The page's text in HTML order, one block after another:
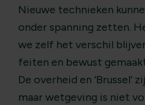
Nieuwe technieken
onder spanning zetten.
we zelf het verschil
feiten en bewust
De overheid en ‘Brussel’
maar wetgeving is niet